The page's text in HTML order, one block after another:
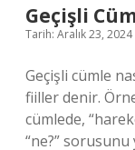
Geçişli
Tarih: Aralık 23, 2024
Geçişli cümle
fiiller denir.
cümlede,
“ne?”